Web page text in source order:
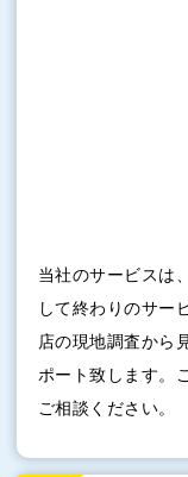
当社のサービスは
して終わりのサー
店の現地調査から
ポート致します。
ご相談ください。